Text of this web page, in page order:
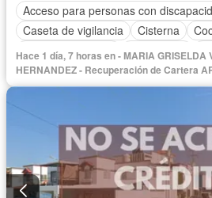
Acceso para personas con
Caseta de vigilancia
Cisterna
Cuarto de servicio
Electricidad
Gas natural
Internet Jardín
Seguridad
Televisión por cable
Hace 1 día, 7 horas en - MARIA GRISELDA
HERNANDEZ - Recuperación de Cartera